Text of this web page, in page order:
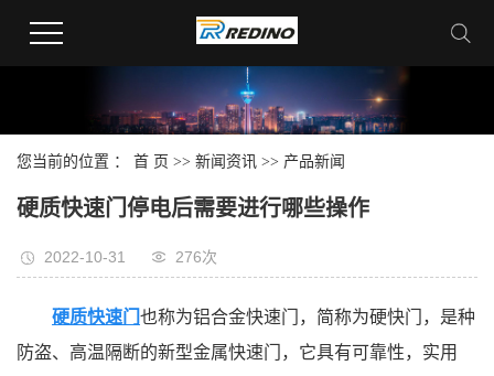
您当前的位置 ： 首 页 >> 新闻资讯 >> 产品新闻
硬质快速门停电后需要进行哪些操作
2022-10-31 276次
硬质快速门 也称为铝合金快速门，简称为硬快门，是种
防盗、高温隔断的新型金属快速门，它具有可靠性，实用